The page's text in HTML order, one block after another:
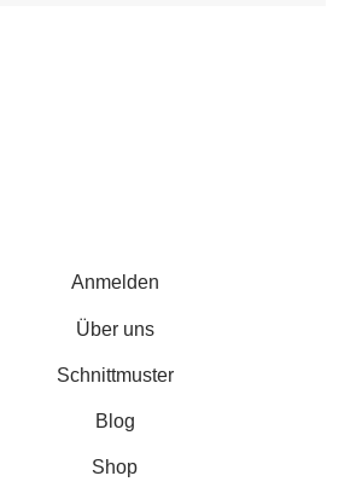
Anmelden
Über uns
Schnittmuster
Blog
Shop